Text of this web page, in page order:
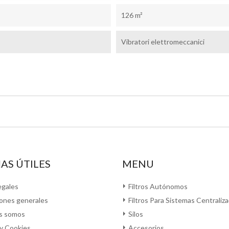
126 m²
Vibratori elettromeccanici
ÚTILES
generales
somos
MENU
Filtros Autónomos
Filtros Para Sistemas
Silos